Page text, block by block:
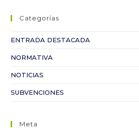
Categorías
ENTRADA DESTACADA
NORMATIVA
NOTICIAS
SUBVENCIONES
Meta